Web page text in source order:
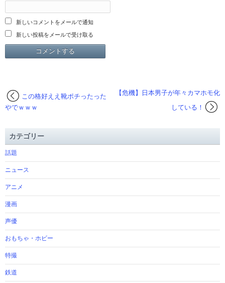
新しいコメントをメールで通知
新しい投稿をメールで受け取る
【危機】日本男子が年々カマホモ化
している！
この格好ええ靴ポチったった
やでｗｗｗ
カテゴリー
話題
ニュース
アニメ
漫画
声優
おもちゃ・ホビー
特撮
鉄道